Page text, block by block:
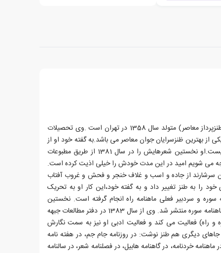
امید مهدی نژاد (شاعر و نویسنده و طنزپرداز معاصر) متولد سال 1358 در تهران است .وی تحصیلات
از بهترین ظنزسرایان جوان معاصر می باشد.به گفته خود او از
دوران جوانی او اطلاعی در دست نیست.او نخستین شعرهایش را در سال 1381 از طریق مطبوعات
می شویم امید در این مدت خودش را خیلی اذیت کرده است.
سرشارند از جاده و اسب و غلاف خنجر و فحش و غروب آفتاب
سبک شعری خود را به طنز تغییر داد و به گفته خود،این کار او به تحریک
سوره و سردبیر فعلی ماهنامه راه انجام گرفته است. نخستین
طنزنوشته های مهدی نژاد در همین ماهنامه سوره منتشر شد. وی از سال 1383 در دفتر مطالعات جبهه
و راه) فعالیت می کند و فعالیت ادبی او نیز به سمت نگارش
دیگری هم طنز نوشت: در روزنامه جام جم، در هفته نامه
ماهنامه خردنامه، در گاهنامه هابیل، در فصلنامه شعر، در سالنامه